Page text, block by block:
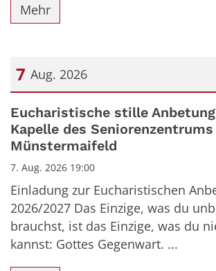
Mehr
7 Aug. 2026
Datum: 7. August 2026
Eucharistische stille
Kapelle des
Münstermaifeld
7. Aug. 2026 19:00
Einladung zur Eucharistischen
2026/2027 Das Einzige, was du
brauchst, ist das Einzige, was du
kannst: Gottes Gegenwart. ...